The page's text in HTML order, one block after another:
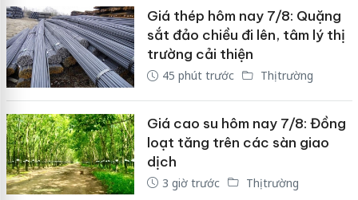
Giá thép hôm nay 7/8: Quặng
sắt đảo chiều đi lên, tâm lý thị
trường cải thiện
45 phút trước Thị trường
Giá cao su hôm nay 7/8: Đồng
loạt tăng trên các sàn giao
dịch
3 giờ trước Thị trường